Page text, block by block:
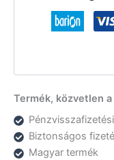
Termék, közvetlen
Biztonságos
Magyar termék